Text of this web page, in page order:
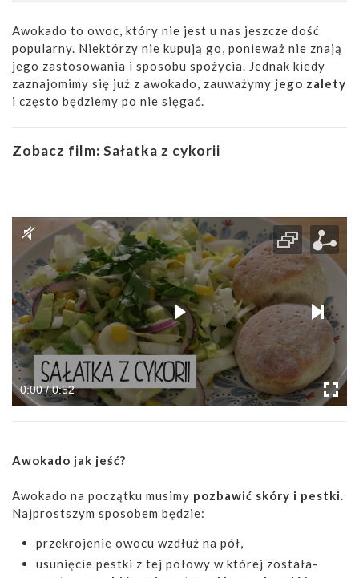
Awokado to owoc, który nie jest u nas jeszcze dość
popularny. Niektórzy nie kupują go, ponieważ nie znają
jego zastosowania i sposobu spożycia. Jednak kiedy
zaznajomimy się już z awokado, zauważymy jego zalety
i często będziemy po nie sięgać.
Zobacz film: Sałatka z cykorii
0:00 / 0:52
Awokado jak jeść?
Awokado na początku musimy pozbawić skóry i pestki.
Najprostszym sposobem będzie:
przekrojenie owocu wzdłuż na pół,
usunięcie pestki z tej połowy w której została-